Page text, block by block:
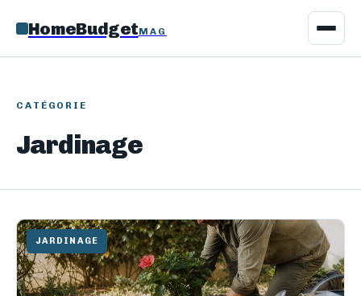
HomeBudgetMAG
CATÉGORIE
Jardinage
JARDINAGE